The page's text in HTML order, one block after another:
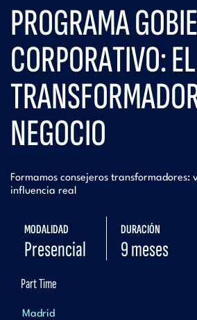
PROGRAMA
CORPORATIVO:
NEGOCIO
Formamos consejeros transformadores:
influencia real
MODALIDAD
Presencial
DURACIÓN
9 meses
Part Time
Madrid